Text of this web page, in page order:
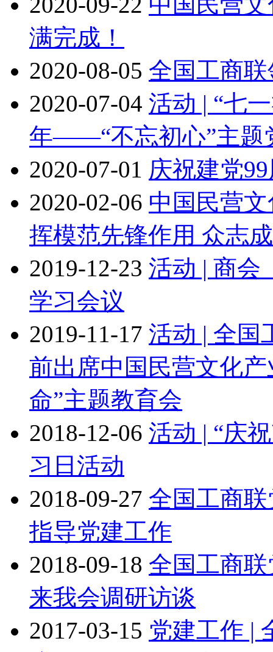
满完成！
2020-08-05 全国工商
2020-07-04 活动 | “七
年——“不忘初心”主题
2020-07-01 庆祝建党
2020-02-06 中国民营
挥模范先锋作用 众志
2019-12-23 活动 | 商会
学习会议
2019-11-17 活动 | 全国
前出席中国民营文化
命”主题教育会
2018-12-06 活动 | “庆
习日活动
2018-09-27 全国工商
指导党建工作
2018-09-18 全国工商
来我会调研访谈
2017-03-15 党建工作 |